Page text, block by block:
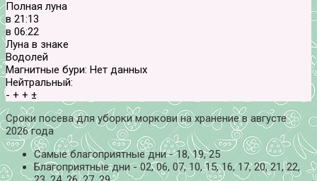
Полная луна
в 21:13
в 06:22
Луна в знаке
Водолей
Магнитные бури: Нет данных
Нейтральный:
- + + ±
Сроки посева для уборки моркови на хранение в августе
2026 года
Самые благоприятные дни - 18, 19, 25
Благоприятные дни - 02, 06, 07, 10, 15, 16, 17, 20, 21, 22,